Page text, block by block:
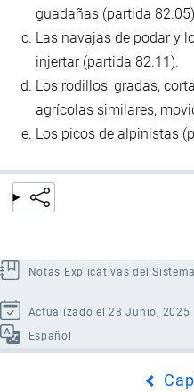
guadañas (partida
Las navajas de podar y
injertar (partida 82.11).
Los rodillos, gradas,
agrícolas similares,
Los picos de alpinistas
Notas Explicativas del
Actualizado el 28 Junio, 2025
Español